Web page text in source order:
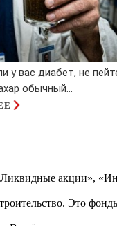
у вас диабет, не
обычный...
акции»,
Это